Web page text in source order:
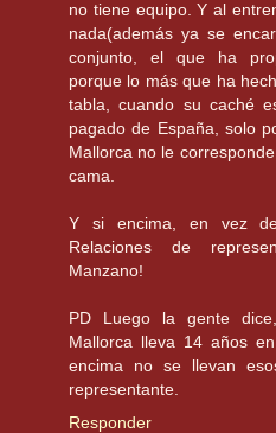
no tiene equipo. Y al
nada(además ya se
conjunto, el que ha
porque lo más que ha
tabla, cuando su caché
pagado de España, solo
Mallorca no le
cama.
Y si encima, en vez
Relaciones de
Manzano!
PD Luego la gente
Mallorca lleva 14 años
encima no se llevan
representante.
Responder